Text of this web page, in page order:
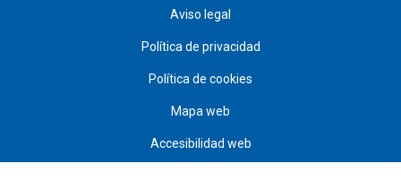
Aviso legal
Política de privacidad
Política de cookies
Mapa web
Accesibilidad web